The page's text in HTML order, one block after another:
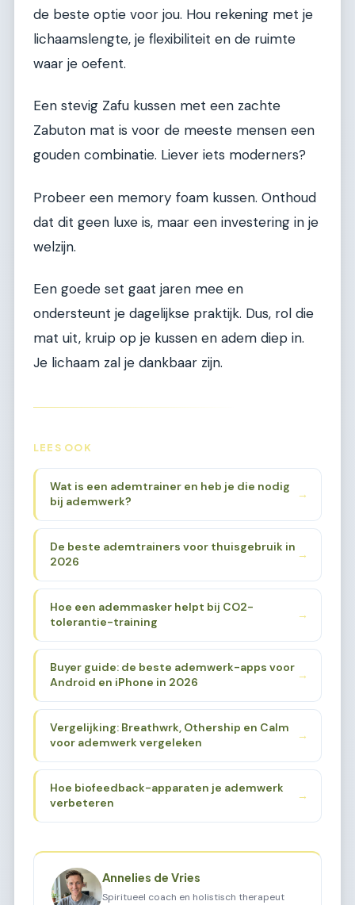
de beste optie voor jou. Hou rekening met je
lichaamslengte, je flexibiliteit en de ruimte
waar je oefent.
Een stevig Zafu kussen met een zachte
Zabuton mat is voor de meeste mensen een
gouden combinatie. Liever iets moderners?
Probeer een memory foam kussen. Onthoud
dat dit geen luxe is, maar een investering in je
welzijn.
Een goede set gaat jaren mee en
ondersteunt je dagelijkse praktijk. Dus, rol die
mat uit, kruip op je kussen en adem diep in.
Je lichaam zal je dankbaar zijn.
LEES OOK
Wat is een ademtrainer en heb je die nodig
bij ademwerk?
→
De beste ademtrainers voor thuisgebruik in
2026
→
Hoe een ademmasker helpt bij CO2-
tolerantie-training
→
Buyer guide: de beste ademwerk-apps voor
Android en iPhone in 2026
→
Vergelijking: Breathwrk, Othership en Calm
voor ademwerk vergeleken
→
Hoe biofeedback-apparaten je ademwerk
verbeteren
→
Annelies de Vries
Spiritueel coach en holistisch therapeut